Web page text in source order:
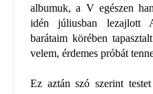
albumuk, a V egészen
idén júliusban lezajlott
barátaim körében
velem, érdemes próbát
Ez aztán szó szerint